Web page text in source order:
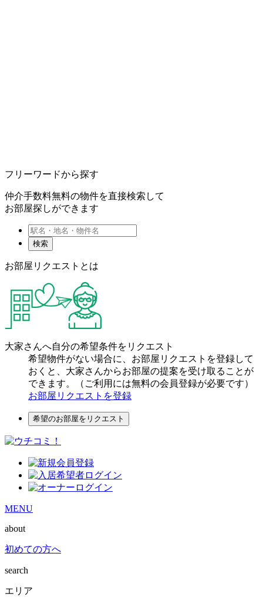
フリーワードから探す
仲介手数料無料の物件を直接検索して
お部屋探しができます
検索
お部屋リクエストとは
大家さんへ自分の希望条件をリクエスト
希望物件がない場合に、お部屋リクエストを登録して
おくと、大家さんからお部屋の提案を受け取ることが
できます。（ご利用には無料の会員登録が必要です）
お部屋リクエストを登録
希望のお部屋をリクエスト
MENU
about
初めての方へ
search
エリア